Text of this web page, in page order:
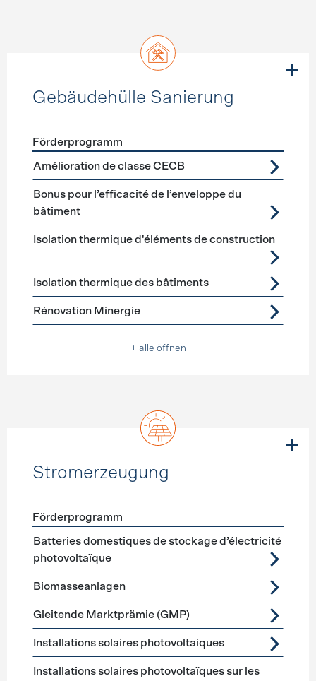
Gebäudehülle Sanierung
Förderprogramme Gebäudehülle Sanierung
Förderprogramm
Amélioration de classe CECB
Bonus pour l’efficacité de l’enveloppe du
bâtiment
Isolation thermique d'éléments de construction
Isolation thermique des bâtiments
Rénovation Minergie
+ alle öffnen
Stromerzeugung
Förderprogramme Stromerzeugung
Förderprogramm
Batteries domestiques de stockage d’électricité
photovoltaïque
Biomasseanlagen
Gleitende Marktprämie (GMP)
Installations solaires photovoltaiques
Installations solaires photovoltaïques sur les